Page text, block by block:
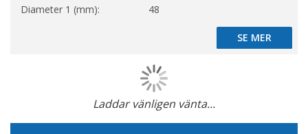
Diameter 1 (mm):
48
SE MER
SE MER
Laddar vänligen vänta...
Page